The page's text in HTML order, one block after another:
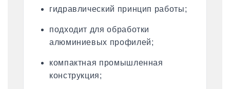
гидравлический принцип работы;
подходит для обработки
алюминиевых профилей;
компактная промышленная
конструкция;